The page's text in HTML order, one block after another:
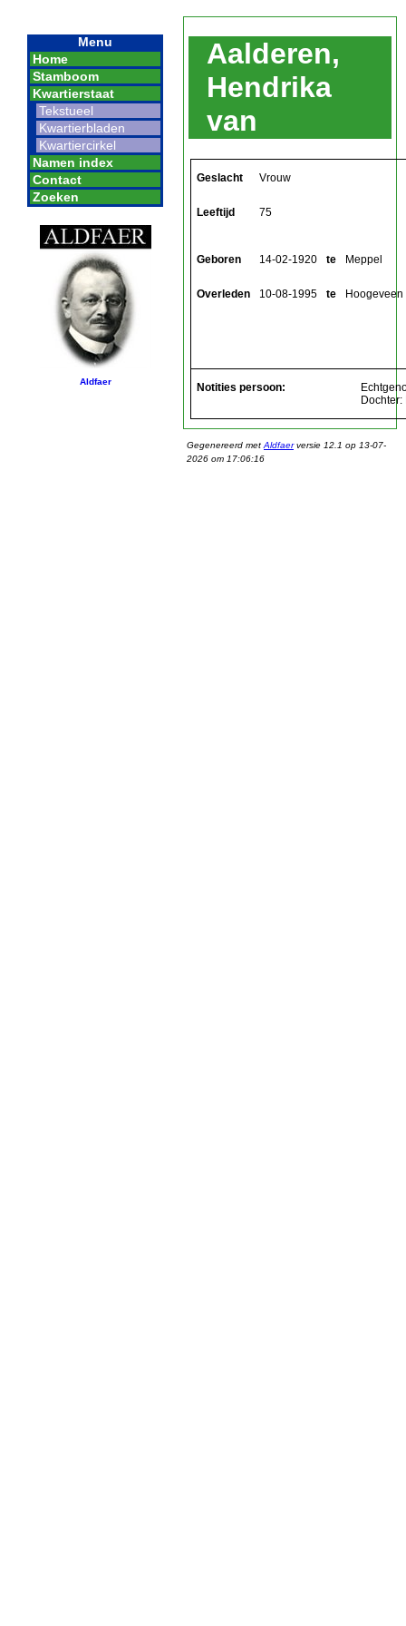
Menu
Home
Stamboom
Kwartierstaat
Tekstueel
Kwartierbladen
Kwartiercirkel
Namen index
Contact
Zoeken
Aldfaer
Aalderen,
Hendrika
van
Geslacht Vrouw
Leeftijd 75
Geboren 14-02-1920 te Meppel
Overleden 10-08-1995 te Hoogeveen
Notities persoon:
Dochter:
Gegenereerd met Aldfaerversie 12.1 op 13-07-
2026 om 17:06:16